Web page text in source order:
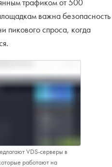
важна безопасность
пикового спроса, когда
VDS-серверы в
работают на